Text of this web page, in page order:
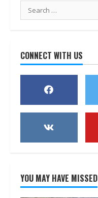
Search
for:
CONNECT WITH US
YOU MAY HAVE MISSED